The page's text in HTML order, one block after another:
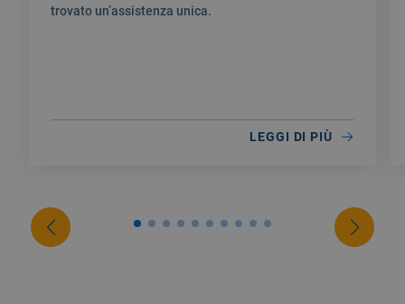
trovato un’assistenza unica.
LEGGI DI PIÙ